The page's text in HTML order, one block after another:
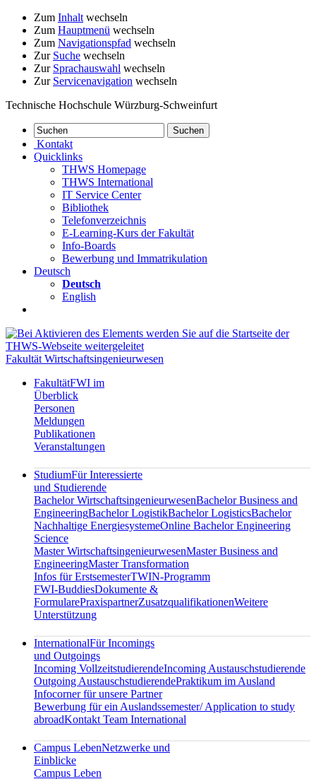
Zum Inhalt wechseln
Zum Hauptmenü wechseln
Zum Navigationspfad wechseln
Zur Suche wechseln
Zur Sprachauswahl wechseln
Zur Servicenavigation wechseln
Technische Hochschule Würzburg-Schweinfurt
Kontakt
Quicklinks
THWS Homepage
THWS International
IT Service Center
Bibliothek
Telefonverzeichnis
E-Learning-Kurs der Fakultät
Info-Boards
Bewerbung und Immatrikulation
Deutsch
Deutsch
English
Fakultät Wirtschaftsingenieurwesen
FakultätFWI im
Überblick
Personen
Meldungen
Publikationen
Veranstaltungen
StudiumFür Interessierte
und Studierende
Bachelor WirtschaftsingenieurwesenBachelor Business and
EngineeringBachelor LogistikBachelor LogisticsBachelor
Nachhaltige EnergiesystemeOnline Bachelor Engineering
Science
Master WirtschaftsingenieurwesenMaster Business and
EngineeringMaster Transformation
Infos für ErstsemesterTWIN-Programm
FWI-BuddiesDokumente &
FormularePraxispartnerZusatzqualifikationenWeitere
Unterstützung
InternationalFür Incomings
und Outgoings
Incoming VollzeitstudierendeIncoming Austauschstudierende
Outgoing AustauschstudierendePraktikum im Ausland
Infocorner für unsere Partner
Bewerbung für ein Auslandssemester/ Application to study
abroadKontakt Team International
Campus LebenNetzwerke und
Einblicke
Campus Leben